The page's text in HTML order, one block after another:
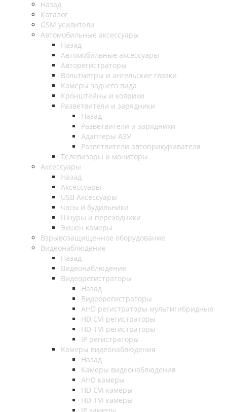
Назад
Каталог
GSM усилители
Автомобильные аксессуары
Назад
Автомобильные аксессуары
Авторегистраторы
Вольтметры и ангельские глазки
Камеры заднего вида
Кронштейны и коврики
Разветвители и зарядники
Назад
Разветвители и зарядники
Адаптеры АЗУ
Разветвители автоприкуривателя
Телевизоры и мониторы
Аксессуары
Назад
Аксессуары
USB Аксессуары
часы и будильники
Шнуры и переходники
Экшен камеры
Взрывозащищенное оборудование
Видеонаблюдение
Назад
Видеонаблюдение
Видеорегистраторы
Назад
Видеорегистраторы
AHD регистраторы мультигибридные
HD CVI регистраторы
HD-TVI регистраторы
IP регистраторы
Камеры видеонаблюдения
Назад
Камеры видеонаблюдения
AHD камеры
HD CVI камеры
HD-TVI камеры